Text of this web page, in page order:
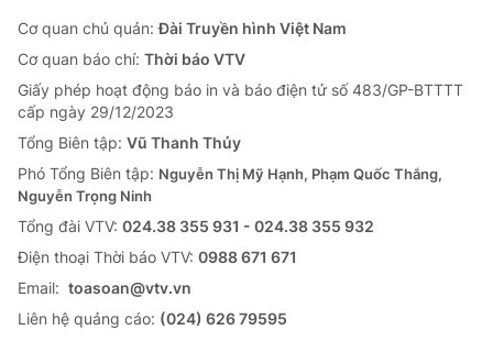
Cơ quan chủ quản:Đài Truyền hình Việt Nam
Cơ quan báo chí: Thời báo VTV
Giấy phép hoạt động báo in và báo điện tử số 483/GP-BTTTT
cấp ngày 29/12/2023
Tổng Biên tập: Vũ Thanh Thủy
Phó Tổng Biên tập: Nguyễn Thị Mỹ Hạnh, Phạm Quốc Thắng,
Nguyễn Trọng Ninh
Tổng đài VTV: 024.38 355 931 - 024.38 355 932
Ðiện thoại Thời báo VTV: 0988 671 671
Email: toasoan@vtv.vn
Liên hệ quảng cáo: (024) 626 79595